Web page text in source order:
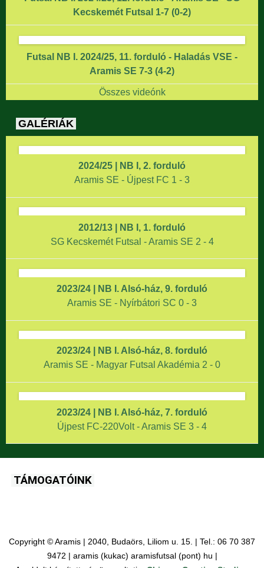
Kecskemét Futsal 1-7 (0-2)
Futsal NB I. 2024/25, 11. forduló - Haladás VSE -
Aramis SE 7-3 (4-2)
Összes videónk
GALÉRIÁK
2024/25 | NB I, 2. forduló
Aramis SE - Újpest FC 1 - 3
2012/13 | NB I, 1. forduló
SG Kecskemét Futsal - Aramis SE 2 - 4
2023/24 | NB I. Alsó-ház, 9. forduló
Aramis SE - Nyírbátori SC 0 - 3
2023/24 | NB I. Alsó-ház, 8. forduló
Aramis SE - Magyar Futsal Akadémia 2 - 0
2023/24 | NB I. Alsó-ház, 7. forduló
Újpest FC-220Volt - Aramis SE 3 - 4
TÁMOGATÓINK
Copyright © Aramis | 2040, Budaörs, Liliom u. 15. | Tel.: 06 70 387
9472 | aramis (kukac) aramisfutsal (pont) hu |